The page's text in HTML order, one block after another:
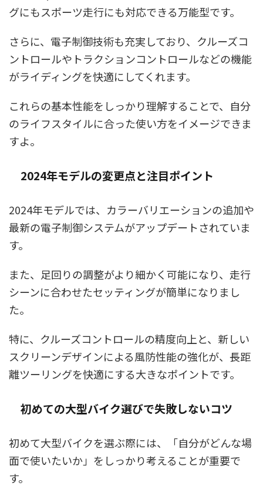
グにもスポーツ走行にも対応できる万能型です。
さらに、電子制御技術も充実しており、クルーズコ
ントロールやトラクションコントロールなどの機能
がライディングを快適にしてくれます。
これらの基本性能をしっかり理解することで、自分
のライフスタイルに合った使い方をイメージできま
すよ。
2024年モデルの変更点と注目ポイント
2024年モデルでは、カラーバリエーションの追加や
最新の電子制御システムがアップデートされていま
す。
また、足回りの調整がより細かく可能になり、走行
シーンに合わせたセッティングが簡単になりまし
た。
特に、クルーズコントロールの精度向上と、新しい
スクリーンデザインによる風防性能の強化が、長距
離ツーリングを快適にする大きなポイントです。
初めての大型バイク選びで失敗しないコツ
初めて大型バイクを選ぶ際には、「自分がどんな場
面で使いたいか」をしっかり考えることが重要で
す。